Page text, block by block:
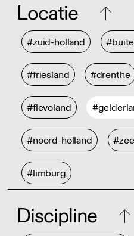
Locatie
#zuid-holland
#friesland #drenthe
#flevoland
#noord-holland
#limburg
Discipline